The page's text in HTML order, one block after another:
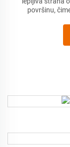
površinu,